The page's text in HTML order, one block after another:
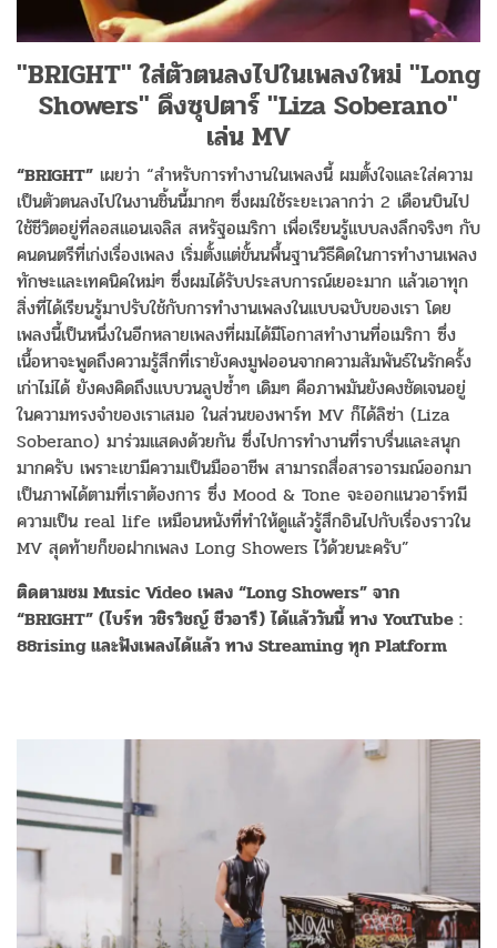
"BRIGHT" ใส่ตัวตนลงไปในเพลงใหม่ "Long
Showers" ดึงซุปตาร์ "Liza Soberano"
เล่น MV
“BRIGHT” เผยว่า “สำหรับการทำงานในเพลงนี้ ผมตั้งใจและใส่ความ
เป็นตัวตนลงไปในงานชิ้นนี้มากๆ ซึ่งผมใช้ระยะเวลากว่า 2 เดือนบินไป
ใช้ชีวิตอยู่ที่ลอสแอนเจลิส สหรัฐอเมริกา เพื่อเรียนรู้แบบลงลึกจริงๆ กับ
คนดนตรีที่เก่งเรื่องเพลง เริ่มตั้งแต่ขั้นนพื้นฐานวิธีคิดในการทำงานเพลง
ทักษะและเทคนิคใหม่ๆ ซึ่งผมได้รับประสบการณ์เยอะมาก แล้วเอาทุก
สิ่งที่ได้เรียนรู้มาปรับใช้กับการทำงานเพลงในแบบฉบับของเรา โดย
เพลงนี้เป็นหนึ่งในอีกหลายเพลงที่ผมได้มีโอกาสทำงานที่อเมริกา ซึ่ง
เนื้อหาจะพูดถึงความรู้สึกที่เรายังคงมูฟออนจากความสัมพันธ์ในรักครั้ง
เก่าไม่ได้ ยังคงคิดถึงแบบวนลูปซ้ำๆ เดิมๆ คือภาพมันยังคงชัดเจนอยู่
ในความทรงจำของเราเสมอ ในส่วนของพาร์ท MV ก็ได้ลิซ่า (Liza
Soberano) มาร่วมแสดงด้วยกัน ซึ่งไปการทำงานที่ราบรื่นและสนุก
มากครับ เพราะเขามีความเป็นมืออาชีพ สามารถสื่อสารอารมณ์ออกมา
เป็นภาพได้ตามที่เราต้องการ ซึ่ง Mood & Tone จะออกแนวอาร์ทมี
ความเป็น real life เหมือนหนังที่ทำให้ดูแล้วรู้สึกอินไปกับเรื่องราวใน
MV สุดท้ายก็ขอฝากเพลง Long Showers ไว้ด้วยนะครับ”
ติดตามชม Music Video เพลง “Long Showers” จาก
“BRIGHT” (ไบร์ท วชิรวิชญ์ ชีวอารี) ได้แล้ววันนี้ ทาง YouTube :
88rising และฟังเพลงได้แล้ว ทาง Streaming ทุก Platform